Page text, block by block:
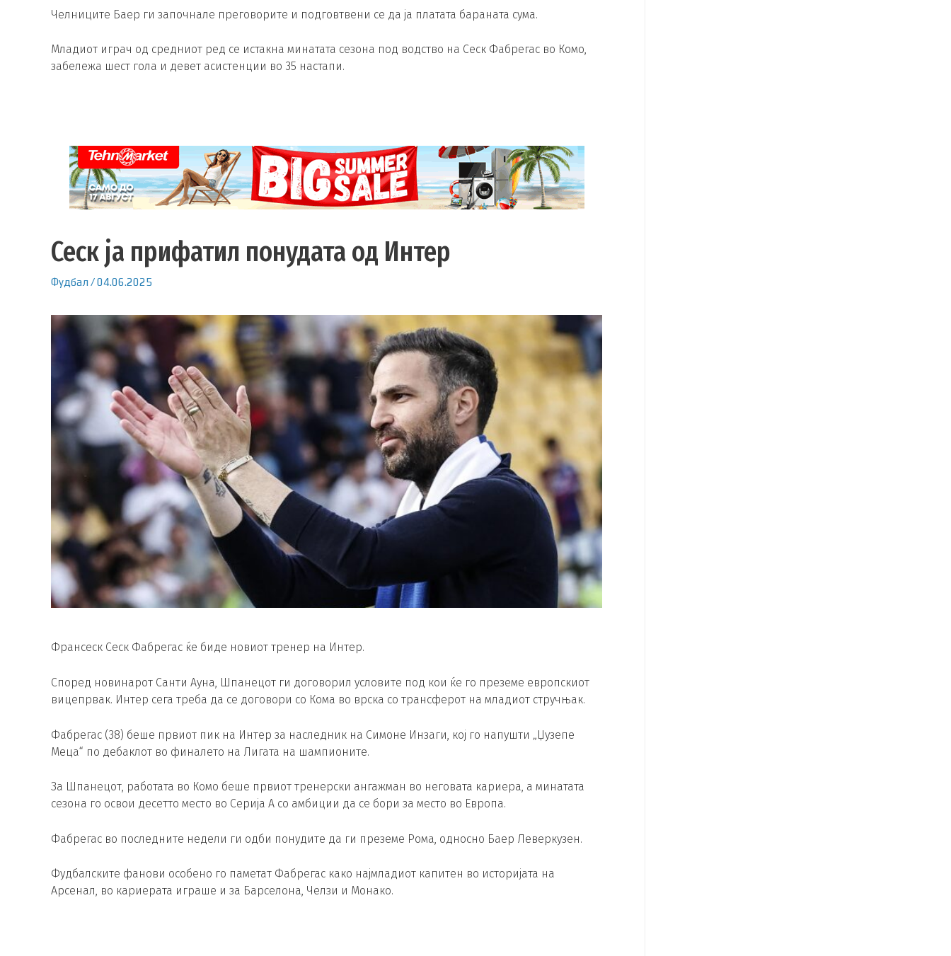
Челниците Баер ги започнале преговорите и подговтвени се да ја платата бараната сума.
Младиот играч од средниот ред се истакна минатата сезона под водство на Сеск Фабрегас во Комо,
забележа шест гола и девет асистенции во 35 настапи.
Сеск ја прифатил понудата од Интер
Фудбал /04.06.2025
Франсеск Сеск Фабрегас ќе биде новиот тренер на Интер.
Според новинарот Санти Ауна, Шпанецот ги договорил условите под кои ќе го преземе европскиот
вицепрвак. Интер сега треба да се договори со Кома во врска со трансферот на младиот стручњак.
Фабрегас (38) беше првиот пик на Интер за наследник на Симоне Инзаги, кој го напушти „Џузепе
Меца“ по дебаклот во финалето на Лигата на шампионите.
За Шпанецот, работата во Комо беше првиот тренерски ангажман во неговата кариера, а минатата
сезона го освои десетто место во Серија А со амбиции да се бори за место во Европа.
Фабрегас во последните недели ги одби понудите да ги преземе Рома, односно Баер Леверкузен.
Фудбалските фанови особено го паметат Фабрегас како најмладиот капитен во историјата на
Арсенал, во кариерата играше и за Барселона, Челзи и Монако.